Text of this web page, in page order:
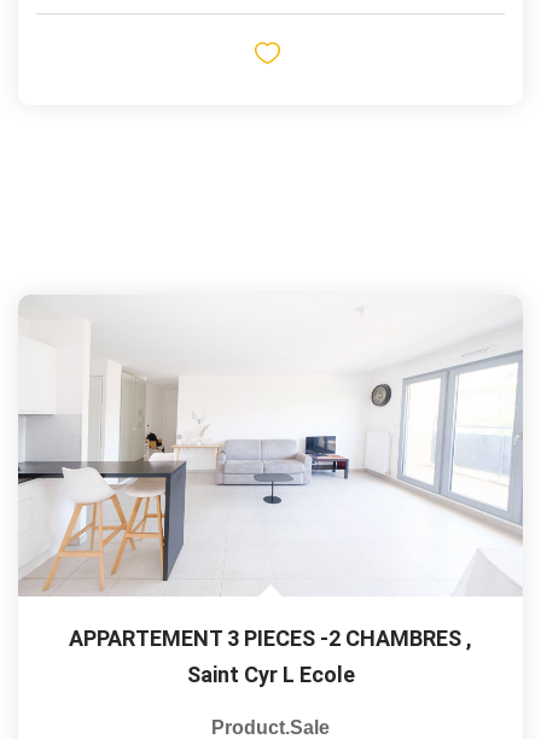
APPARTEMENT 3 PIECES -2 CHAMBRES ,
Saint Cyr L Ecole
Product.sale